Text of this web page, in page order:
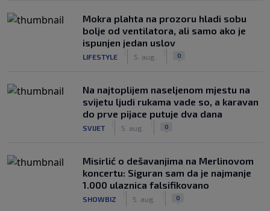
Mokra plahta na prozoru hladi sobu
bolje od ventilatora, ali samo ako je
ispunjen jedan uslov
LIFESTYLE 5. aug. 0
Na najtoplijem naseljenom mjestu na
svijetu ljudi rukama vade so, a karavan
do prve pijace putuje dva dana
SVIJET 5. aug. 0
Misirlić o dešavanjima na Merlinovom
koncertu: Siguran sam da je najmanje
1.000 ulaznica falsifikovano
SHOWBIZ 5. aug. 0